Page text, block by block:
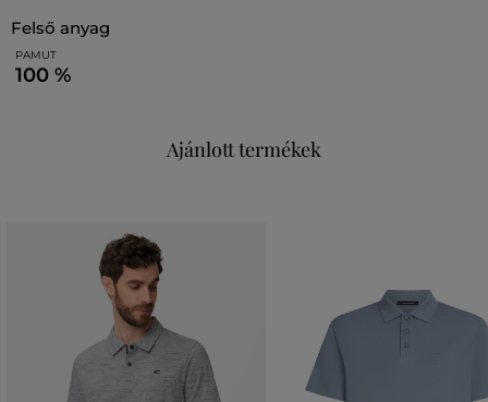
felső anyag
PAMUT
100 %
Ajánlott termékek